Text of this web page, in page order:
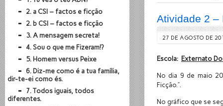
Atividade 2 –
27 DE AGOSTO DE
Escola: Externato
No dia 9 de maio
Ficção.”.
No gráfico que se
2. a CSI – factos e ficção
2. b CSI – factos e ficção
3. A mensagem secreta!
4. Sou o que me Fizeram!?
5. Homem versus Peixe
6. Diz-me como é a tua família,
dir-te-ei como és.
7. Todos iguais, todos
diferentes.